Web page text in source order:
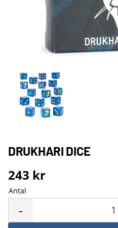
DRUKHARI DICE
243 kr
Antal
-